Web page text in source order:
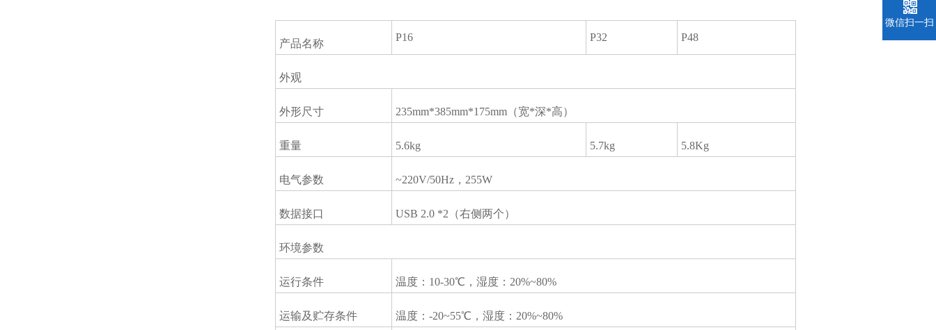
产品名称
P16 P32 P48
外观
外形尺寸 235mm*385mm*175mm（宽*深*高）
重量 5.6kg 5.7kg 5.8Kg
电气参数 ~220V/50Hz，255W
数据接口 USB 2.0 *2（右侧两个）
环境参数
运行条件 温度：10-30℃，湿度：20%~80%
运输及贮存条件 温度：-20~55℃，湿度：20%~80%
微信扫一扫